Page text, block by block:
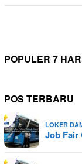
POPULER 7
POS TERBARU
LOKER
Job Fair